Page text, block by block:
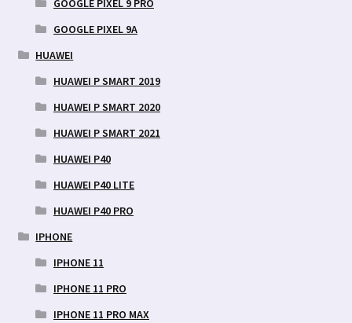
GOOGLE PIXEL 9 PRO
GOOGLE PIXEL 9A
HUAWEI
HUAWEI P SMART 2019
HUAWEI P SMART 2020
HUAWEI P SMART 2021
HUAWEI P40
HUAWEI P40 LITE
HUAWEI P40 PRO
IPHONE
IPHONE 11
IPHONE 11 PRO
IPHONE 11 PRO MAX